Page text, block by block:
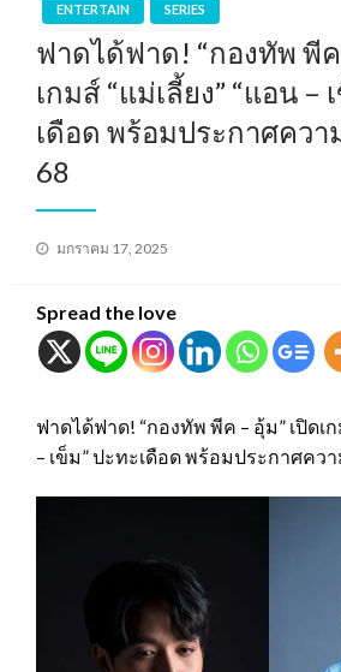
ENTERTAIN SERIES
ฟาดได้ฟาด! “กองทัพ พีค
เกมส์ “แม่เลี้ยง” “แอน –
เดือด พร้อมประกาศคว
68
Posted
มกราคม 17, 2025
Spread the love
ฟาดได้ฟาด! “กองทัพ พีค – อุ้ม” เปิดเก
– เข็ม” ปะทะเดือด พร้อมประกาศคว